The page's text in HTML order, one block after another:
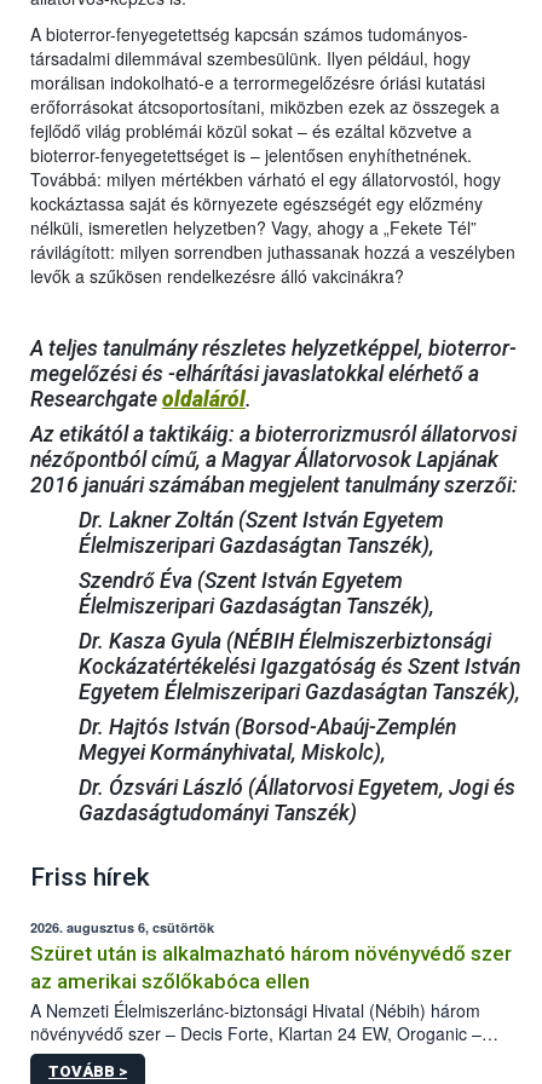
A bioterror-fenyegetettség kapcsán számos tudományos-
társadalmi dilemmával szembesülünk. Ilyen például, hogy
morálisan indokolható-e a terrormegelőzésre óriási kutatási
erőforrásokat átcsoportosítani, miközben ezek az összegek a
fejlődő világ problémái közül sokat – és ezáltal közvetve a
bioterror-fenyegetettséget is – jelentősen enyhíthetnének.
Továbbá: milyen mértékben várható el egy állatorvostól, hogy
kockáztassa saját és környezete egészségét egy előzmény
nélküli, ismeretlen helyzetben? Vagy, ahogy a „Fekete Tél”
rávilágított: milyen sorrendben juthassanak hozzá a veszélyben
levők a szűkösen rendelkezésre álló vakcinákra?
A teljes tanulmány részletes helyzetképpel, bioterror-
megelőzési és -elhárítási javaslatokkal elérhető a
Researchgate oldaláról.
Az etikától a taktikáig: a bioterrorizmusról állatorvosi
nézőpontból című, a Magyar Állatorvosok Lapjának
2016 januári számában megjelent tanulmány szerzői:
Dr. Lakner Zoltán (Szent István Egyetem
Élelmiszeripari Gazdaságtan Tanszék),
Szendrő Éva (Szent István Egyetem
Élelmiszeripari Gazdaságtan Tanszék),
Dr. Kasza Gyula (NÉBIH Élelmiszerbiztonsági
Kockázatértékelési Igazgatóság és Szent István
Egyetem Élelmiszeripari Gazdaságtan Tanszék),
Dr. Hajtós István (Borsod-Abaúj-Zemplén
Megyei Kormányhivatal, Miskolc),
Dr. Ózsvári László (Állatorvosi Egyetem, Jogi és
Gazdaságtudományi Tanszék)
Friss hírek
2026. augusztus 6, csütörtök
Szüret után is alkalmazható három növényvédő szer
az amerikai szőlőkabóca ellen
A Nemzeti Élelmiszerlánc-biztonsági Hivatal (Nébih) három
növényvédő szer – Decis Forte, Klartan 24 EW, Oroganic –
engedélyokiratát módosította, így azok a szüretet követően,
TOVÁBB >